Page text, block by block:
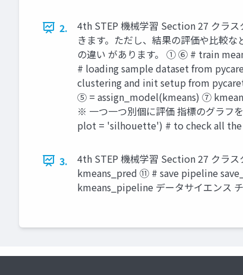
2.
4th STEP 機械学習 Section 27 クラ
きます。ただし、結果の評価や比較
の違い があります。 ① ⑥ # train
# loading sample dataset from
clustering and init setup from
⑤ = assign_model(kmeans) ⑦
※ 一つ一つ別個に評価 指標のグラ
plot = 'silhouette') # to check all the
3.
4th STEP 機械学習 Section 27 クラ
kmeans_pred ⑪ # save pipeline
kmeans_pipeline データサイエンス